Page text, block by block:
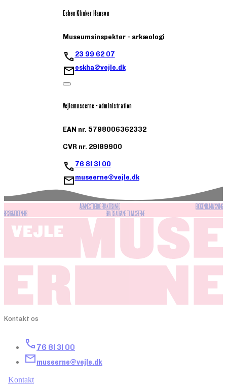
Esben Klinker Hansen
Museumsinspektør - arkæologi
23 99 62 07
eskha@vejle.dk
Vejlemuseerne - administration
EAN nr. 5798006362332
CVR nr. 29189900
76 81 31 00
museerne@vejle.dk
ÅBNINGSTIDER OG PRAKTISK INFO BOOK EN RUNDVISNING
BESØG FJORDENHUS GRATIS ADGANG TIL MUSEERNE
Kontakt os
76 81 31 00
museerne@vejle.dk
Kontakt